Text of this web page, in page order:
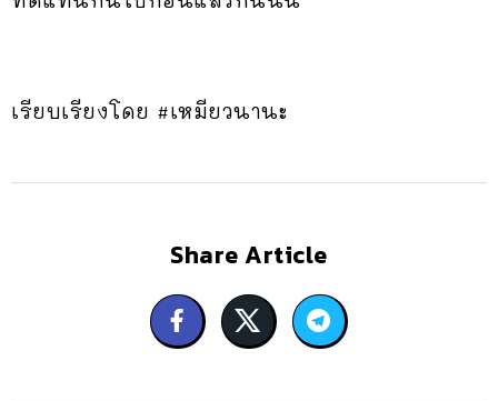
เรียบเรียงโดย #เหมียวนานะ
Share Article